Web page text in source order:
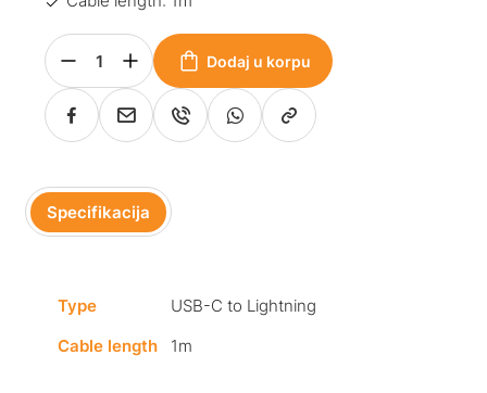
Dodaj u korpu
Specifikacija
Type
USB-C to Lightning
Cable length
1m